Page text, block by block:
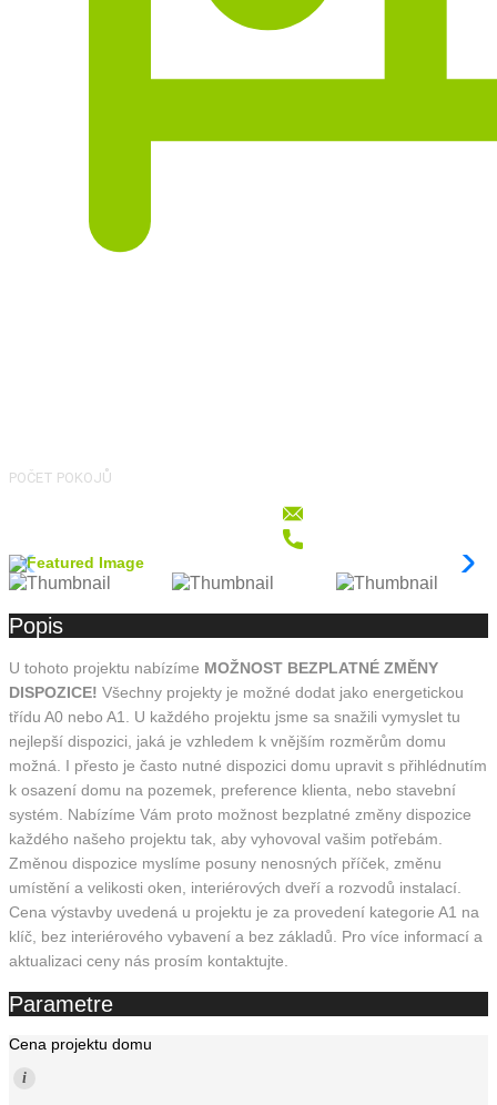
POČET POKOJŮ
Popis
U tohoto projektu nabízíme MOŽNOST BEZPLATNÉ ZMĚNY
DISPOZICE! Všechny projekty je možné dodat jako energetickou
třídu A0 nebo A1. U každého projektu jsme sa snažili vymyslet tu
nejlepší dispozici, jaká je vzhledem k vnějším rozměrům domu
možná. I přesto je často nutné dispozici domu upravit s přihlédnutím
k osazení domu na pozemek, preference klienta, nebo stavební
systém. Nabízíme Vám proto možnost bezplatné změny dispozice
každého našeho projektu tak, aby vyhovoval vašim potřebám.
Změnou dispozice myslíme posuny nenosných příček, změnu
umístění a velikosti oken, interiérových dveří a rozvodů instalací.
Cena výstavby uvedená u projektu je za provedení kategorie A1 na
klíč, bez interiérového vybavení a bez základů. Pro více informací a
aktualizaci ceny nás prosím kontaktujte.
Parametre
Cena projektu domu
i